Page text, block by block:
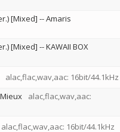
[Mixed] --Amaris
[Mixed] --KAWAII BOX
alac,flac,wav,aac: 16bit/44.1kHz
Mieux
alac,flac,wav,aac:
alac,flac,wav,aac: 16bit/44.1kHz